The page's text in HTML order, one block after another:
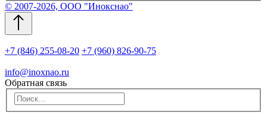
© 2007-2026, ООО "Инокснао"
+7 (846) 255-08-20 +7 (960) 826-90-75
info@inoxnao.ru
Обратная связь